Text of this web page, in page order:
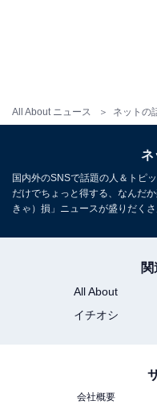
All About ニュース ネットの
ネ
国内外のSNSで話題の人＆トピ
だけでちょっと得する、なんだ
きゃ）損」ニュースが盛りだくさ
All About
イチオシ
会社概要